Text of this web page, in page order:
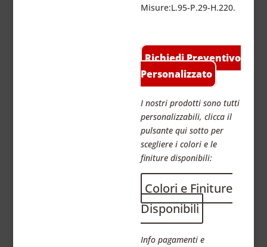
Misure:L.95-P.29-H.220.
Richiedi Preventivo
Personalizzato
I nostri prodotti sono tutti
personalizzabili, clicca il
pulsante qui sotto per
scegliere i colori e le
finiture disponibili:
Colori e Finiture
Disponibili
Info pagamenti e